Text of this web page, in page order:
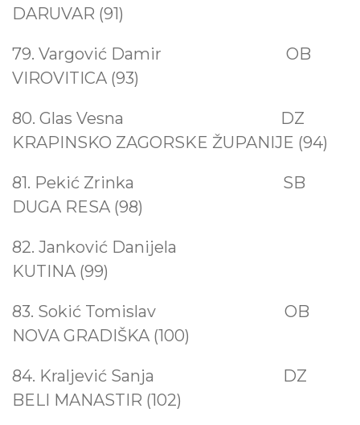
DARUVAR (91)
79. Vargović Damir OB
VIROVITICA (93)
80. Glas Vesna
DZ
KRAPINSKO ZAGORSKE ŽUPANIJE (94)
81. Pekić Zrinka
SB
DUGA RESA (98)
82. Janković Danijela
KUTINA (99)
83. Sokić Tomislav OB
NOVA GRADIŠKA (100)
84. Kraljević Sanja DZ
BELI MANASTIR (102)